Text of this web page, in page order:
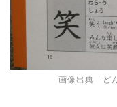
画像出典「 ど